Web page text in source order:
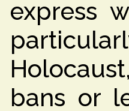
express
bans or